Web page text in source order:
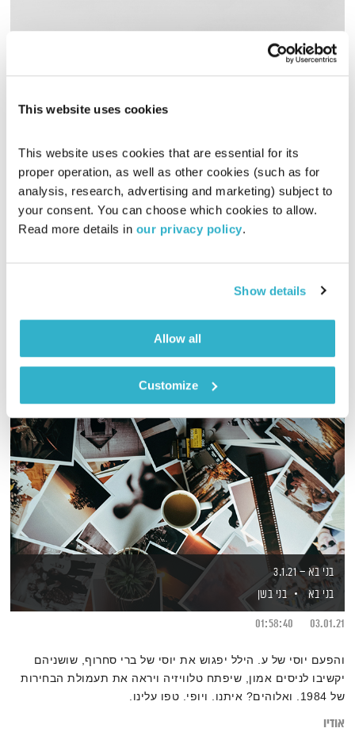
This website uses cookies
This website uses cookies that are essential for its
proper operation, as well as other cookies (such as for
analysis, research, advertising and marketing) subject to
your consent. You can choose which cookies to allow.
Read more details in our privacy policy.
Show details
Allow all
Customize
התעוררות – 11.3.19
גליה גלעדי
11.03.19
02:24:40
מעולה בעריכתה ובהגשתה
אודיו
בני בא – 3.1.21
בני בא
בני בשן
03.01.21
01:58:40
והפעם יוסי של ע. הילל יפגוש את יוסי של ברי סחרוף, שושניהם
יקשיבו לניסים אמון, שיפתח טלוויזיה ויראה את תעמולת הבחירות
של 1984. ואלוהים? איתנו. ויופי. טפו עלינו.
אודיו